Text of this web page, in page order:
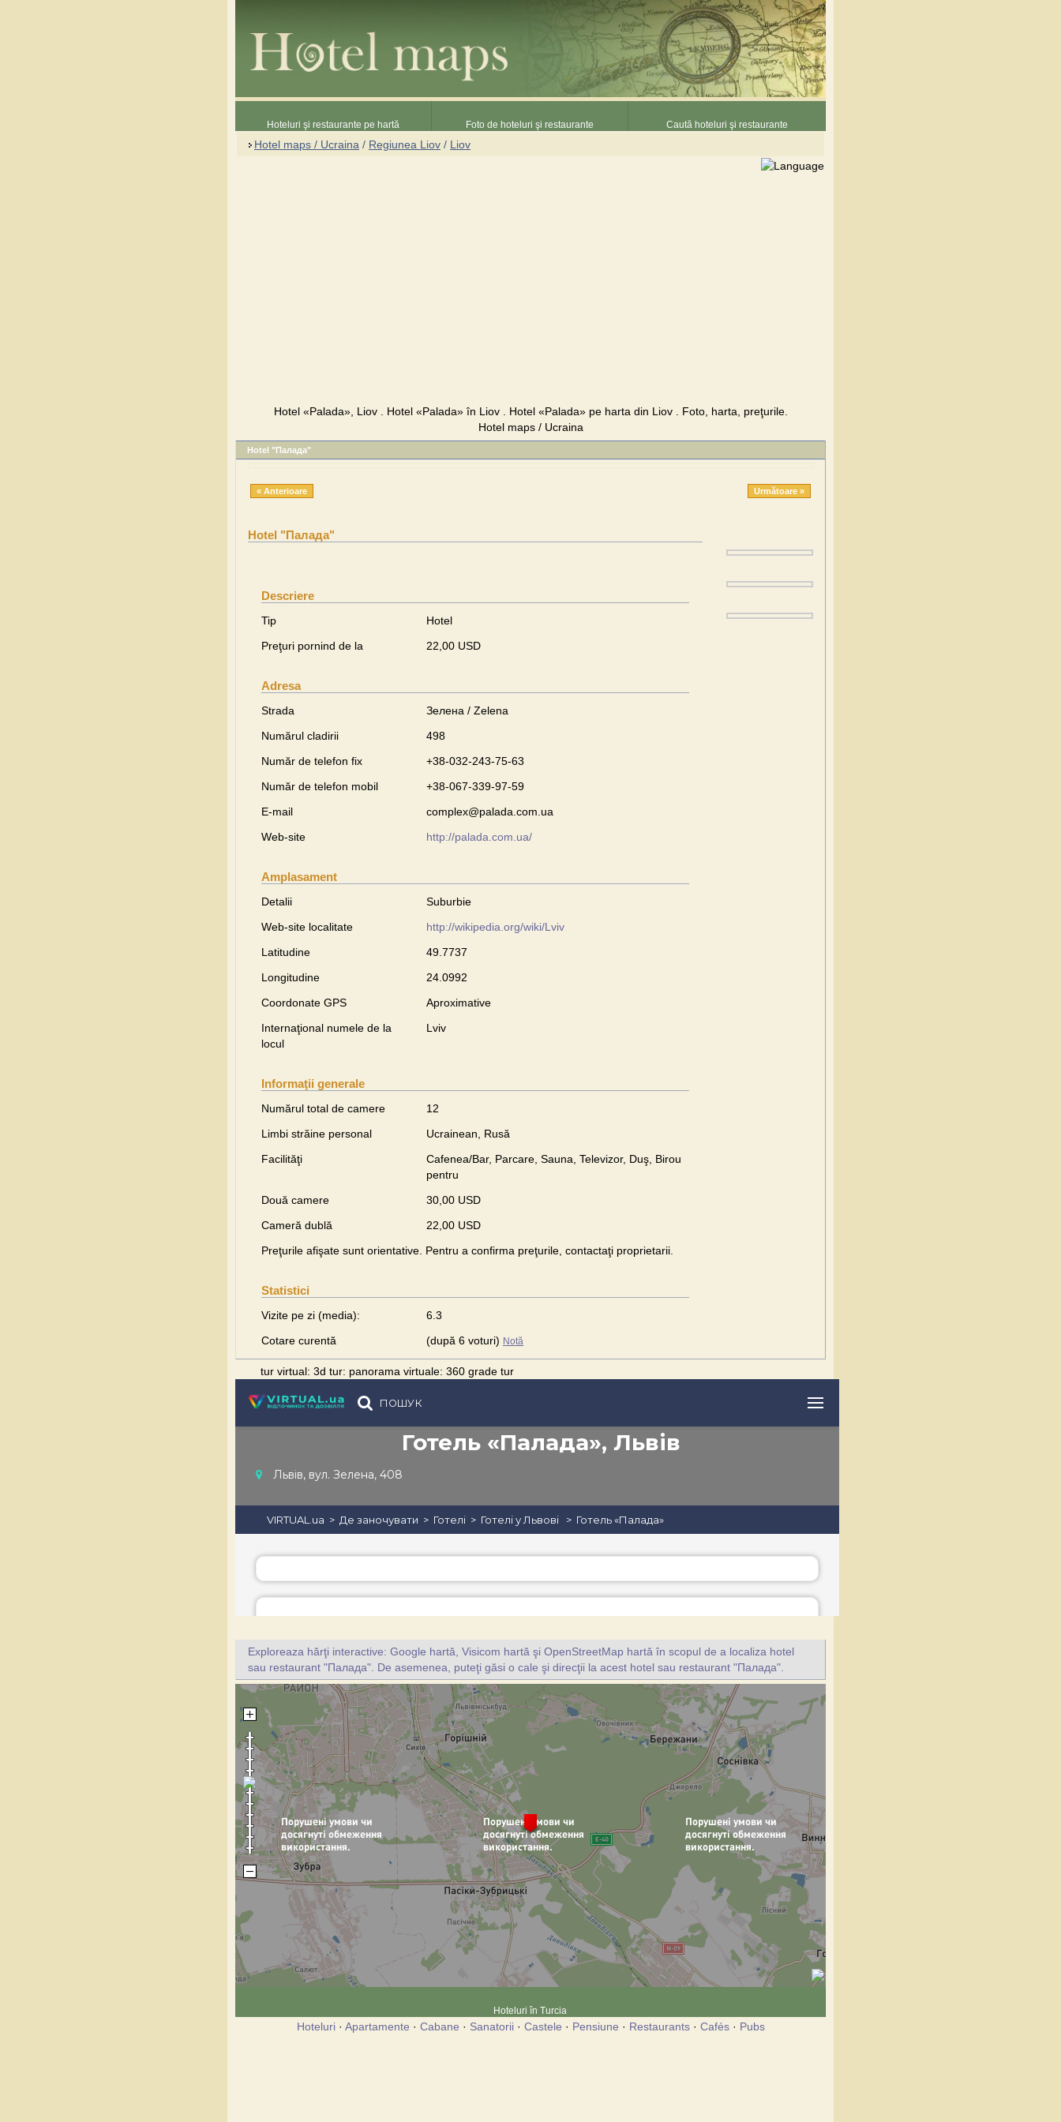
Hoteluri şi restaurante pe hartă Foto de hoteluri şi restaurante Caută hoteluri şi restaurante
Hotel maps / Ucraina / Regiunea Liov / Liov
Hotel «Palada», Liov . Hotel «Palada» în Liov . Hotel «Palada» pe harta din Liov . Foto, harta, preţurile.
Hotel maps / Ucraina
Hotel "Палада"
« Anterioare Următoare »
Hotel "Палада"
Descriere
Tip
Hotel
Preţuri pornind de la
22,00 USD
Adresa
Strada
Зелена / Zelena
Numărul cladirii
498
Număr de telefon fix
+38-032-243-75-63
Număr de telefon mobil
+38-067-339-97-59
E-mail
complex@palada.com.ua
Web-site
http://palada.com.ua/
Amplasament
Detalii
Suburbie
Web-site localitate
http://wikipedia.org/wiki/Lviv
Latitudine
49.7737
Longitudine
24.0992
Coordonate GPS
Aproximative
Internaţional numele de la
locul
Lviv
Informaţii generale
Numărul total de camere
12
Limbi străine personal
Ucrainean, Rusă
Facilităţi
Cafenea/Bar, Parcare, Sauna, Televizor, Duş, Birou
pentru
Două camere
30,00 USD
Cameră dublă
22,00 USD
Preţurile afişate sunt orientative. Pentru a confirma preţurile, contactaţi proprietarii.
Statistici
Vizite pe zi (media):
6.3
Cotare curentă
(după 6 voturi) Notă
tur virtual: 3d tur: panorama virtuale: 360 grade tur
Exploreaza hărţi interactive: Google hartă, Visicom hartă şi OpenStreetMap hartă în scopul de a localiza hotel
sau restaurant "Палада". De asemenea, puteţi găsi o cale şi direcţii la acest hotel sau restaurant "Палада".
Hoteluri în Turcia
Hoteluri· Apartamente · Cabane · Sanatorii· Castele · Pensiune · Restaurants· Cafés· Pubs